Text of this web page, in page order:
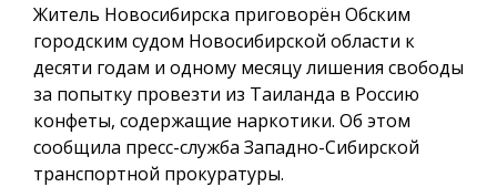
Житель Новосибирска приговорён Обским
городским судом Новосибирской области к
десяти годам и одному месяцу лишения свободы
за попытку провезти из Таиланда в Россию
конфеты, содержащие наркотики. Об этом
сообщила пресс-служба Западно-Сибирской
транспортной прокуратуры.